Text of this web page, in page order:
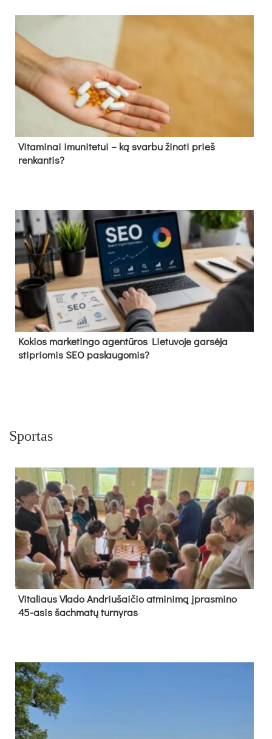
Vitaminai imunitetui – ką svarbu žinoti prieš
renkantis?
Kokios marketingo agentūros Lietuvoje garsėja
stipriomis SEO paslaugomis?
Sportas
Vi­ta­liaus Vla­do And­riu­šai­čio at­mi­ni­mą įpras­mi­no
45-asis šach­ma­tų tur­ny­ras